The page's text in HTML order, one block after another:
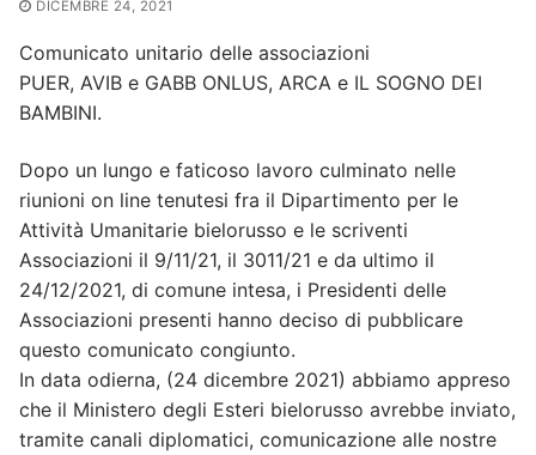
DICEMBRE 24, 2021
Comunicato unitario delle associazioni
PUER, AVIB e GABB ONLUS, ARCA e IL SOGNO DEI
BAMBINI.
Dopo un lungo e faticoso lavoro culminato nelle
riunioni on line tenutesi fra il Dipartimento per le
Attività Umanitarie bielorusso e le scriventi
Associazioni il 9/11/21, il 3011/21 e da ultimo il
24/12/2021, di comune intesa, i Presidenti delle
Associazioni presenti hanno deciso di pubblicare
questo comunicato congiunto.
In data odierna, (24 dicembre 2021) abbiamo appreso
che il Ministero degli Esteri bielorusso avrebbe inviato,
tramite canali diplomatici, comunicazione alle nostre